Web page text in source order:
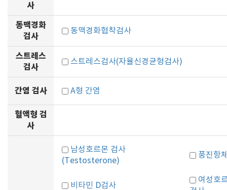
사
동맥경화
검사
동맥경화협착검사
스트레스
검사
스트레스검사(자율신경균형검사)
간염 검사 A형 간염
혈액형 검
사
남성호르몬 검사
(Testosterone)
풍진항
비타민 D검사
여성호